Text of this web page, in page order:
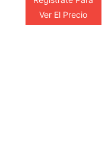
Ver El Precio